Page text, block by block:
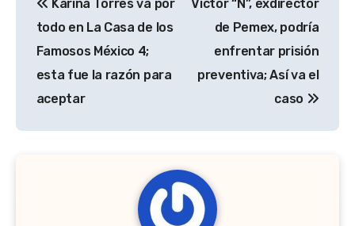
de
entradas
Karina Torres va por
todo en La Casa de los
Famosos México 4;
esta fue la razón para
aceptar
Víctor “N”, exdirector
de Pemex, podría
enfrentar prisión
preventiva; Así va el
caso